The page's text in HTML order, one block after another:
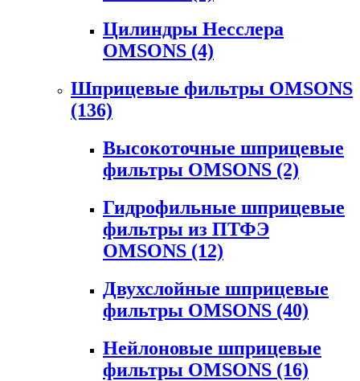
Цилиндры Несслера
OMSONS (4)
Шприцевые фильтры OMSONS
(136)
Высокоточные шприцевые
фильтры OMSONS (2)
Гидрофильные шприцевые
фильтры из ПТФЭ
OMSONS (12)
Двухслойные шприцевые
фильтры OMSONS (40)
Нейлоновые шприцевые
фильтры OMSONS (16)